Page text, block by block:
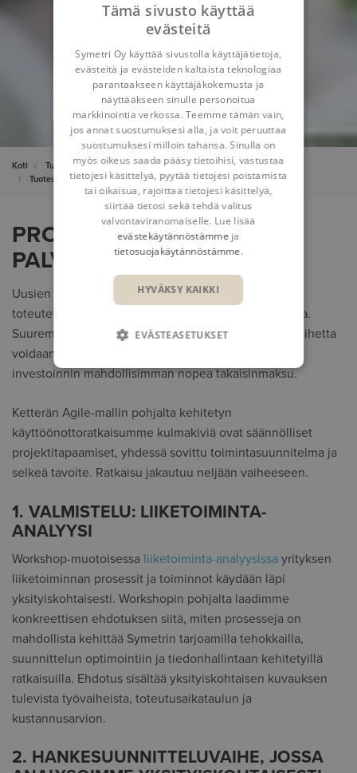
Koti
Tuotesuunnittelu ja tuotteen elinkaaren hallinta
Tuotesuunnittelu- ja PLM-konsultointi
Projektin läpivienti
PROJEKTIN LÄPIVIENTI
PALVELUNA
Uusien teknologioiden ja prosessien käyttöönotto
toteutetaan usein yhdessä tai useammassa vaiheessa.
Suuremmissa projekteissa yleensä jo ensimmäistä vaihetta
voidaan hyödyntää saman tien, jotta voidaan taata
investoinnin mahdollisimman nopea takaisinmaksu.
Ketterän Agile-mallin pohjalta kehitetyn
käyttöönottoratkaisumme kulmakiviä ovat säännölliset
projektitapaamiset, yhdessä sovittu toimintasuunnitelma ja
selkeä tavoite. Ratkaisu jakautuu neljään vaiheeseen.
1. VALMISTELU: LIIKETOIMINTA-
ANALYYSI
Workshop-muotoisessa liiketoiminta-analyysissa yrityksen
liiketoiminnan prosessit ja toiminnot käydään läpi
yksityiskohtaisesti. Workshopin pohjalta laadimme
konkreettisen ehdotuksen siitä, miten prosesseja on
mahdollista kehittää Symetrin tarjoamilla tehokkailla,
suunnittelun optimointiin ja tiedonhallintaan kehitetyillä
ratkaisuilla. Ehdotus sisältää yksityiskohtaisen kuvauksen
tulevista työvaiheista, toteutusaikataulun ja
kustannusarvion.
2. HANKESUUNNITTELUVAIHE, JOSSA
Tämä sivusto käyttää
evästeitä
Symetri Oy käyttää sivustolla käyttäjätietoja,
evästeitä ja evästeiden kaltaista teknologiaa
parantaakseen käyttäjäkokemusta ja
näyttääkseen sinulle personoitua
markkinointia verkossa. Teemme tämän vain,
jos annat suostumuksesi alla, ja voit peruuttaa
suostumuksesi milloin tahansa. Sinulla on
myös oikeus saada pääsy tietoihisi, vastustaa
tietojesi käsittelyä, pyytää tietojesi poistamista
tai oikaisua, rajoittaa tietojesi käsittelyä,
siirtää tietosi sekä tehdä valitus
valvontaviranomaiselle. Lue lisää
evästekäytännöstämme ja
tietosuojakäytännöstämme.
HYVÄKSY KAIKKI
EVÄSTEASETUKSET